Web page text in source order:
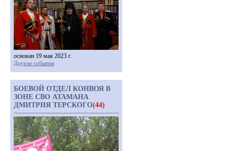
основан 19 мая 2023 г.
Другие события
БОЕВОЙ ОТДЕЛ КОНВОЯ В
ЗОНЕ СВО АТАМАНА
ДМИТРИЯ ТЕРСКОГО(44)